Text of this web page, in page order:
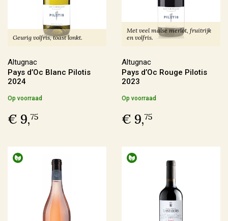
Frankrijk(146)
(40)
Duitsland(6)
Meer
Beaujolais
Bordeaux(1)
Bourgogne
Geurig volfris, toast lonkt.
Altugnac
Pays d’Oc Blanc Pilotis
2024
Op voorraad
€ 9,75
Met veel malse merlot, fruitrijk
en volfris.
Altugnac
Pays d’Oc Rouge Pilotis
2023
Op voorraad
€ 9,75